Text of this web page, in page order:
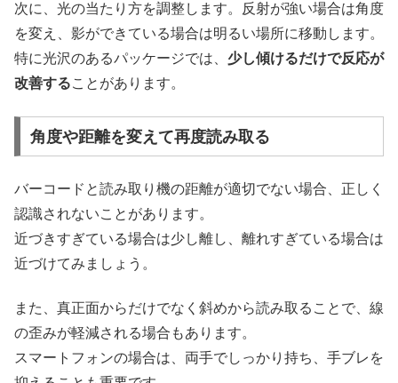
次に、光の当たり方を調整します。反射が強い場合は角度
を変え、影ができている場合は明るい場所に移動します。
特に光沢のあるパッケージでは、 少し傾けるだけで反応が
改善することがあります。
角度や距離を変えて再度読み取る
バーコードと読み取り機の距離が適切でない場合、正しく
認識されないことがあります。
近づきすぎている場合は少し離し、離れすぎている場合は
近づけてみましょう。
また、真正面からだけでなく斜めから読み取ることで、線
の歪みが軽減される場合もあります。
スマートフォンの場合は、両手でしっかり持ち、手ブレを